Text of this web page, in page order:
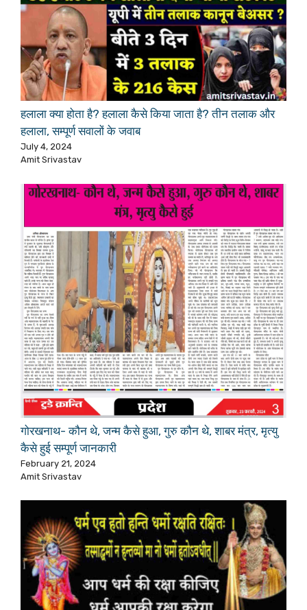
हलाला क्या होता है? हलाला कैसे किया जाता है? तीन तलाक और
हलाला, सम्पूर्ण सवालों के जवाब
July 4, 2024
Amit Srivastav
गोरखनाथ- कौन थे, जन्म कैसे हुआ, गुरु कौन थे, शाबर मंत्र, मृत्यु
कैसे हुई सम्पूर्ण जानकारी
February 21, 2024
Amit Srivastav